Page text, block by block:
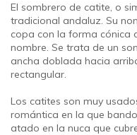
El sombrero de catite,​ o
tradicional andaluz. Su
copa con la forma cónica
nombre. Se trata de un
ancha doblada hacia
rectangular.
Los catites son muy
romántica en la que
atado en la nuca que